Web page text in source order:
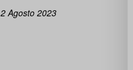
2 Agosto 2023